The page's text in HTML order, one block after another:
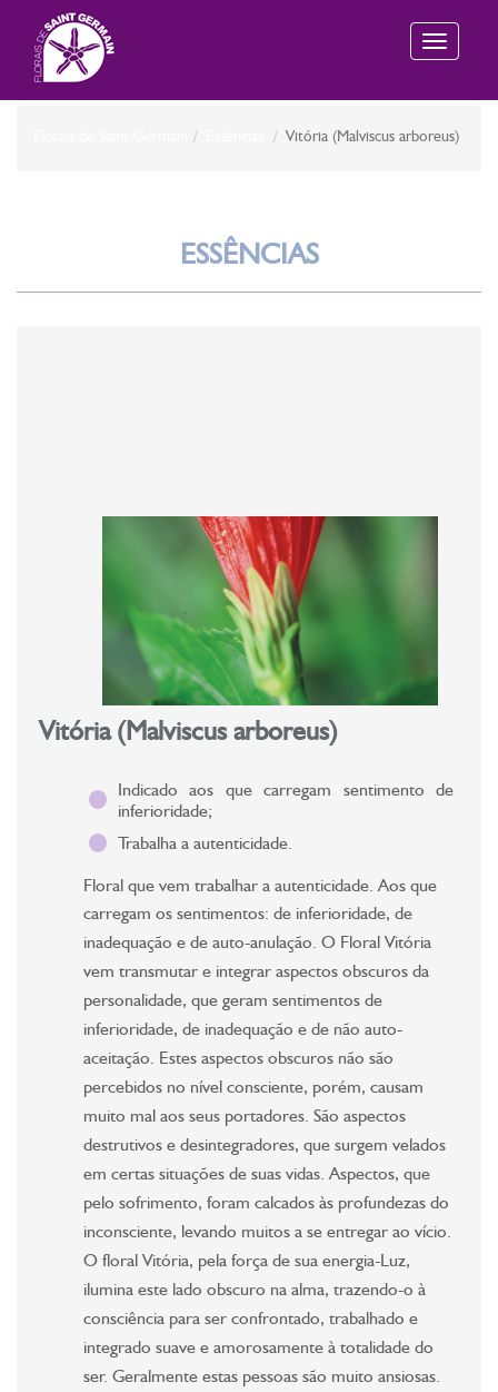
Toggle
Vitória (Malviscus arboreus)
ESSÊNCIAS
Vitória (Malviscus arboreus)
Indicado aos que carregam sentimento de
inferioridade;
Trabalha a autenticidade.
Floral que vem trabalhar a autenticidade. Aos que
carregam os sentimentos: de inferioridade, de
inadequação e de auto-anulação. O Floral Vitória
vem transmutar e integrar aspectos obscuros da
personalidade, que geram sentimentos de
inferioridade, de inadequação e de não auto-
aceitação. Estes aspectos obscuros não são
percebidos no nível consciente, porém, causam
muito mal aos seus portadores. São aspectos
destrutivos e desintegradores, que surgem velados
em certas situações de suas vidas. Aspectos, que
pelo sofrimento, foram calcados às profundezas do
inconsciente, levando muitos a se entregar ao vício.
O floral Vitória, pela força de sua energia-Luz,
ilumina este lado obscuro na alma, trazendo-o à
consciência para ser confrontado, trabalhado e
integrado suave e amorosamente à totalidade do
ser. Geralmente estas pessoas são muito ansiosas.